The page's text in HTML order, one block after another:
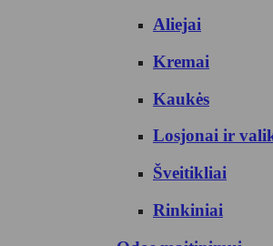
Aliejai
Kremai
Kaukės
Losjonai ir
Šveitikliai
Rinkiniai